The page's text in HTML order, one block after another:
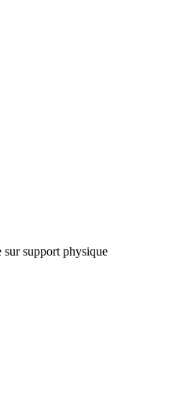
sur support physique